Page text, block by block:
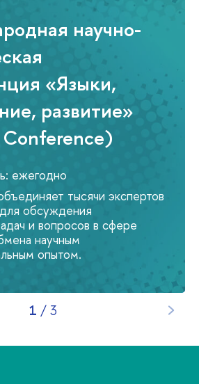
научно-
«Языки,
развитие»
Conference)
ежегодно
тысячи эксперто
обсуждения
и вопросов в сфере
научным
опытом.
1 / 3